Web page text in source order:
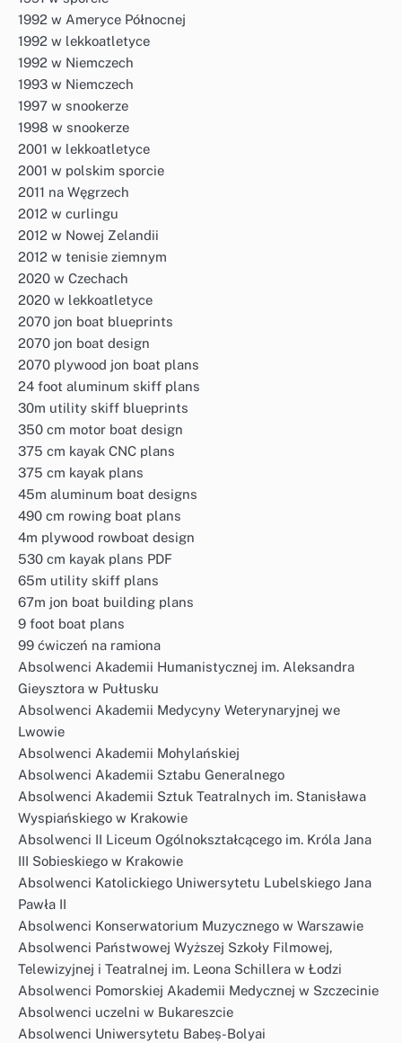
1992 w Ameryce Północnej
1992 w lekkoatletyce
1992 w Niemczech
1993 w Niemczech
1997 w snookerze
1998 w snookerze
2001 w lekkoatletyce
2001 w polskim sporcie
2011 na Węgrzech
2012 w curlingu
2012 w Nowej Zelandii
2012 w tenisie ziemnym
2020 w Czechach
2020 w lekkoatletyce
2070 jon boat blueprints
2070 jon boat design
2070 plywood jon boat plans
24 foot aluminum skiff plans
30m utility skiff blueprints
350 cm motor boat design
375 cm kayak CNC plans
375 cm kayak plans
45m aluminum boat designs
490 cm rowing boat plans
4m plywood rowboat design
530 cm kayak plans PDF
65m utility skiff plans
67m jon boat building plans
9 foot boat plans
99 ćwiczeń na ramiona
Absolwenci Akademii Humanistycznej im. Aleksandra
Gieysztora w Pułtusku
Absolwenci Akademii Medycyny Weterynaryjnej we
Lwowie
Absolwenci Akademii Mohylańskiej
Absolwenci Akademii Sztabu Generalnego
Absolwenci Akademii Sztuk Teatralnych im. Stanisława
Wyspiańskiego w Krakowie
Absolwenci II Liceum Ogólnokształcącego im. Króla Jana
III Sobieskiego w Krakowie
Absolwenci Katolickiego Uniwersytetu Lubelskiego Jana
Pawła II
Absolwenci Konserwatorium Muzycznego w Warszawie
Absolwenci Państwowej Wyższej Szkoły Filmowej,
Telewizyjnej i Teatralnej im. Leona Schillera w Łodzi
Absolwenci Pomorskiej Akademii Medycznej w Szczecinie
Absolwenci uczelni w Bukareszcie
Absolwenci Uniwersytetu Babeș-Bolyai